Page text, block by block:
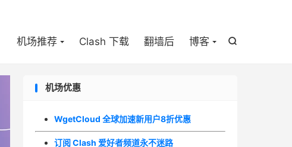

机场推荐 Clash 下载 翻墙后 博客
机场优惠
WgetCloud 全球加速新用户8折优惠
订阅 Clash 爱好者频道永不迷路